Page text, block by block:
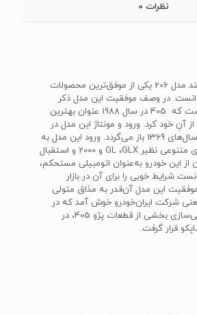
نظرات 0
پژو 405 را باید همانند مدل 206 یکی از موفق‌ترین محصولات
در وصف موفقیت این مدل ذکر
همین نکته کافی است که 405 در سال 1988 عنوان بهترین
از آنِ خود کرد. ورود و مونتاژ این مدل در
کشورمان به حوالی سال‌های 1369 باز می‌گردد. ورود این مدل به
کشورمان در تیپ‌های متنوعی نظیر GL ،GLX و 2000 و استقبال
این خودرو به‌عنوان اتومبیلی مستحکم،
شرایط خوبی را برای آن در بازار
این مدل آن‌قدر به مذاق متولی
شرکت ایران‌خودرو خوش آمد که در
سال 1373 روند بومی‌سازی بخشی از قطعات پژو 405، در
قرار گرفت.